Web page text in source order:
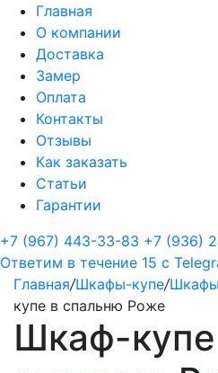
Главная
О компании
Доставка
Замер
Оплата
Контакты
Отзывы
Как заказать
Статьи
Гарантии
+7 (967) 443-33-83 +7 (936)
Ответим в течение 15 с
Главная/Шкафы-купе/
купе в спальню Роже
Шкаф-